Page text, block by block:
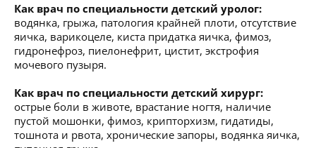
Как врач по специальности детский уролог:
водянка, грыжа, патология крайней плоти, отсутствие
яичка, варикоцеле, киста придатка яичка, фимоз,
гидронефроз, пиелонефрит, цистит, экстрофия
мочевого пузыря.
Как врач по специальности детский хирург:
острые боли в животе, врастание ногтя, наличие
пустой мошонки, фимоз, крипторхизм, гидатиды,
тошнота и рвота, хронические запоры, водянка яичка,